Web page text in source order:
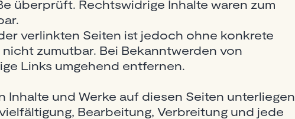
überprüft. Rechtswidrige Inhalte waren zum
verlinkten Seiten ist jedoch ohne konkrete
zumutbar. Bei Bekanntwerden von
Links umgehend entfernen.
und Werke auf diesen Seiten unterliegen
Bearbeitung, Verbreitung und jede